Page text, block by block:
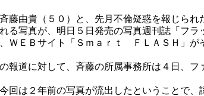
藤由貴（５０）と、先月不倫疑惑を報じられ
る写真が、明日５日発売の写真週刊誌「フラ
ＷＥＢサイト「Ｓｍａｒｔ ＦＬＡＳＨ」が
報道に対して、斉藤の所属事務所は４日、フ
回は２年前の写真が流出したということで、